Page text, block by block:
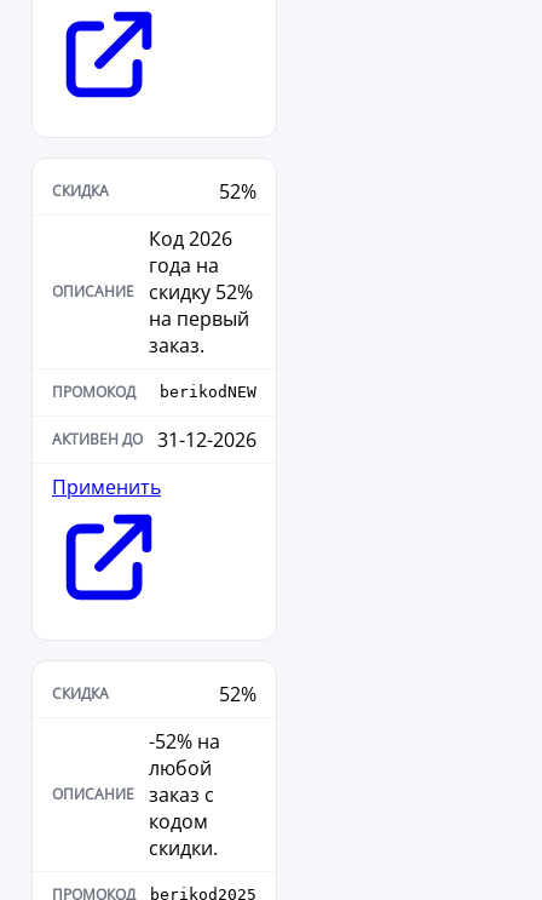
52%
Код 2026
года на
скидку 52%
на первый
заказ.
berikodNEW
31-12-2026
Применить
52%
-52% на
любой
заказ с
кодом
скидки.
berikod2025